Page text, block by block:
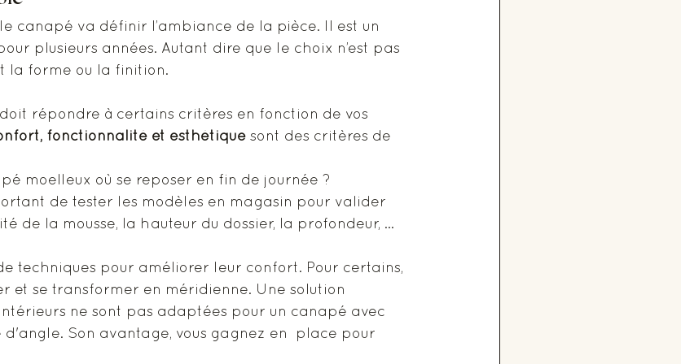
canapé va définir l’ambiance de la pièce. Il est un
plusieurs années. Autant dire que le choix n’est pas
la forme ou la finition.
répondre à certains critères en fonction de vos
fonctionnalité et esthétique sont des critères de
moelleux où se reposer en fin de journée ?
de tester les modèles en magasin pour valider
de la mousse, la hauteur du dossier, la profondeur, ...
techniques pour améliorer leur confort. Pour certains,
et se transformer en méridienne. Une solution
ne sont pas adaptées pour un canapé avec
Son avantage, vous gagnez en  place pour